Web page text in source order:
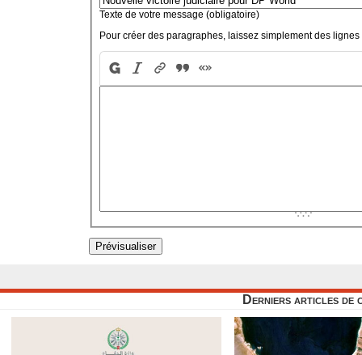
Texte de votre message (obligatoire)
Pour créer des paragraphes, laissez simplement des lignes
Derniers articles de